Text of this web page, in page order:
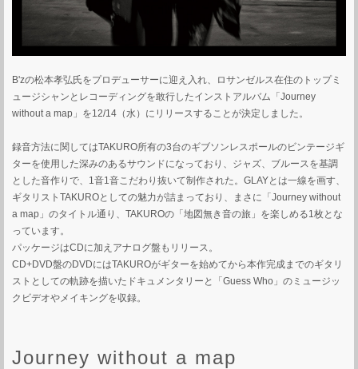
B'zの松本孝弘氏をプロデューサーに迎え入れ、ロサンゼルス在住のトップミ
ュージシャンとレコーディングを敢行したインストアルバム「Journey
without a map」を12/14（水）にリリースすることが決定しました。
録音方法に関してはTAKURO所有の3台のギブソンレスポールのビンテージギ
ターを使用した深みのあるサウンドになっており、ジャズ、ブルースを基調
とした音作りで、1音1音こだわり抜いて制作された。GLAYとは一線を画す、
ギタリストTAKUROとしての魅力が詰まっており、まさに「Journey without
a map」のタイトル通り、TAKUROの「地図無き音の旅」を楽しめる1枚とな
っています。
パッケージはCDに加えアナログ盤もリリース。
CD+DVD盤のDVDにはTAKUROがギターを始めてから本作完成までのギタリ
ストとしての軌跡を描いたドキュメンタリーと「Guess Who」のミュージッ
クビデオやメイキングを収録。
Journey without a map